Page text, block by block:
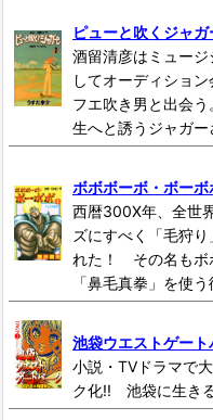
ピューと吹くジャガ
酒留清彦はミュー
してオーディショ
フエ吹き男と出会
生へと誘うジャガ
ボボボーボ・ボーボ
西暦300X年、全世
ズにすべく「毛狩
れた！ その名もボ
「鼻毛真拳」を使
池袋ウエストゲート
小説・TVドラマで
ク化!! 池袋に生き